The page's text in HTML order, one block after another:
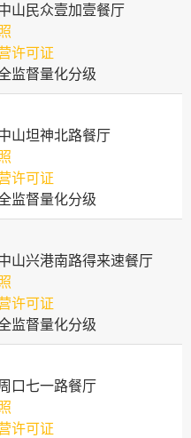
山民众壹加壹餐厅
许可证
监督量化分级
山坦神北路餐厅
许可证
监督量化分级
山兴港南路得来速餐厅
许可证
监督量化分级
口七一路餐厅
许可证